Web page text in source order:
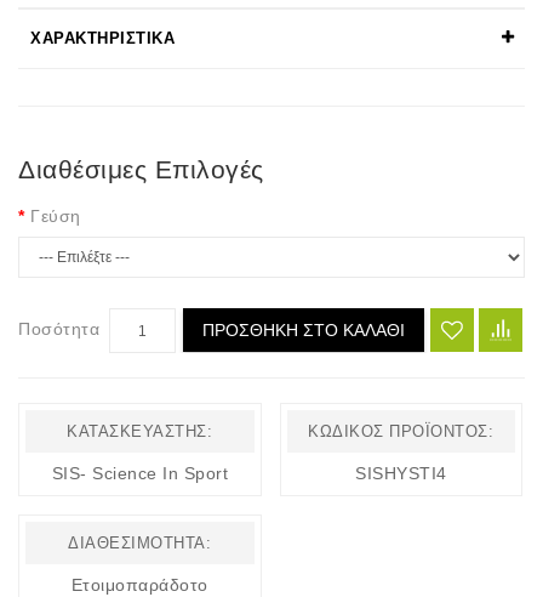
ΧΑΡΑΚΤΗΡΙΣΤΙΚΆ
Διαθέσιμες Επιλογές
Γεύση
Ποσότητα ΠΡΟΣΘΉΚΗ ΣΤΟ ΚΑΛΆΘΙ
ΚΑΤΑΣΚΕΥΑΣΤΉΣ:
SIS- Science In Sport
ΚΩΔΙΚΌΣ ΠΡΟΪΌΝΤΟΣ:
SISHYSTI4
ΔΙΑΘΕΣΙΜΌΤΗΤΑ:
Ετοιμοπαράδοτο